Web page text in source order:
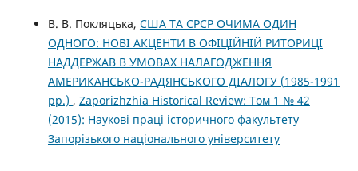
В. В. Покляцька, США ТА СРСР ОЧИМА ОДИН
ОДНОГО: НОВІ АКЦЕНТИ В ОФІЦІЙНІЙ РИТОРИЦІ
НАДДЕРЖАВ В УМОВАХ НАЛАГОДЖЕННЯ
АМЕРИКАНСЬКО-РАДЯНСЬКОГО ДІАЛОГУ (1985-1991
рр.) , Zaporizhzhia Historical Review: Том 1 № 42
(2015): Наукові праці історичного факультету
Запорізького національного університету